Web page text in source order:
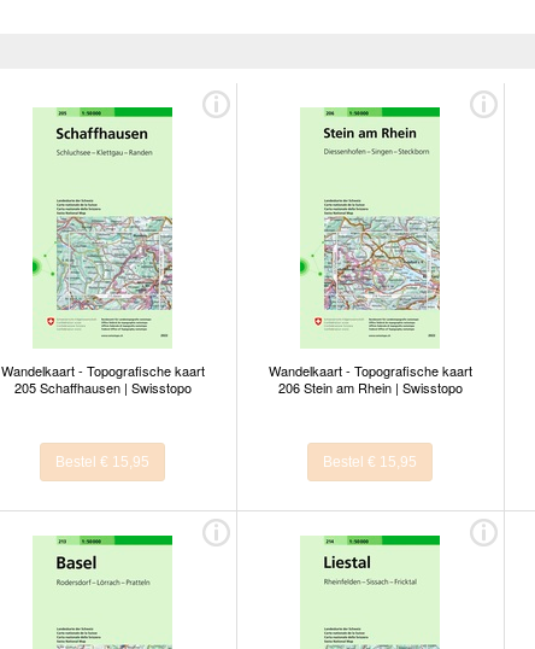
Wandelkaart - Topografische kaart
205 Schaffhausen | Swisstopo
Bestel € 15,95
Wandelkaart - Topografische kaart
206 Stein am Rhein | Swisstopo
Bestel € 15,95